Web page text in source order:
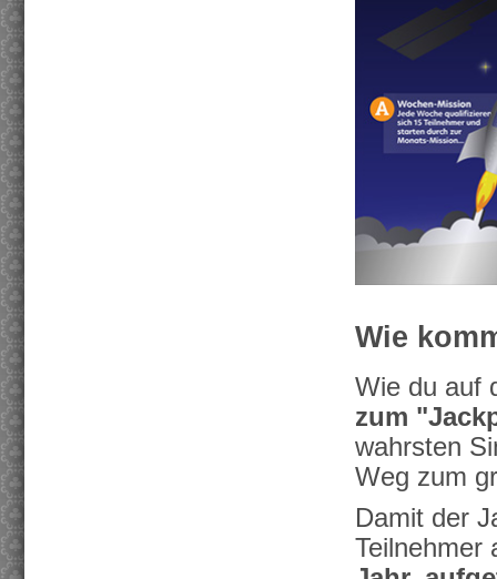
Wie
Wie du auf
zum
wahrsten
Weg zum
Damit der